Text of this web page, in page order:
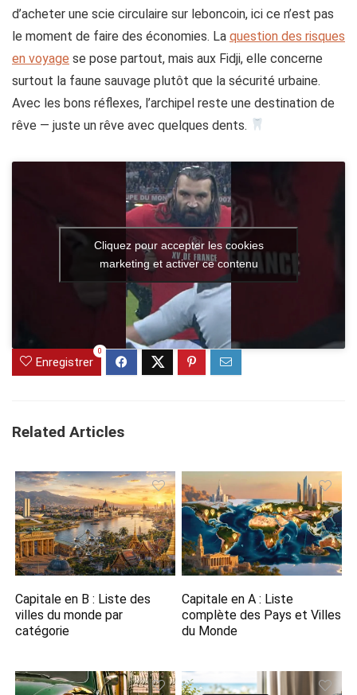
d’acheter une scie circulaire sur leboncoin, ici ce n’est pas
le moment de faire des économies. La question des risques
en voyage se pose partout, mais aux Fidji, elle concerne
surtout la faune sauvage plutôt que la sécurité urbaine.
Avec les bons réflexes, l’archipel reste une destination de
rêve — juste un rêve avec quelques dents.
Cliquez pour accepter les cookies
marketing et activer ce contenu
Enregistrer
0
Related Articles
Capitale en B​ : Liste des
villes du monde par
catégorie
Capitale en A​ : Liste
complète des Pays et Villes
du Monde